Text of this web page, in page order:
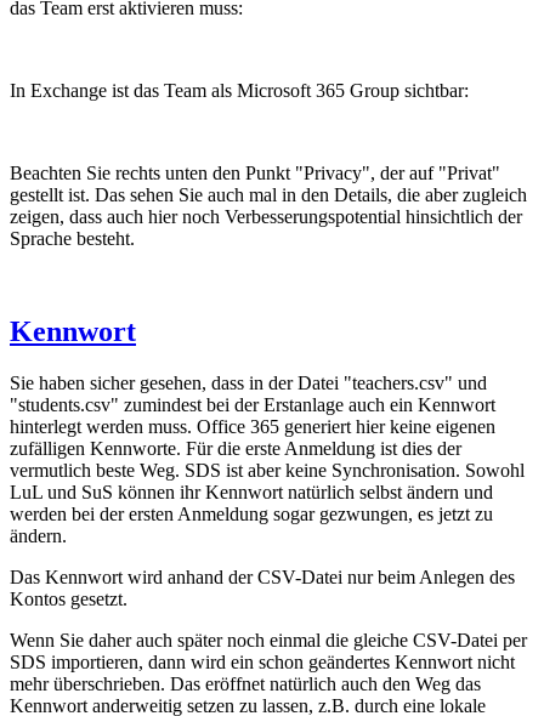
das Team erst aktivieren muss:
In Exchange ist das Team als Microsoft 365 Group sichtbar:
Beachten Sie rechts unten den Punkt "Privacy", der auf "Privat"
gestellt ist. Das sehen Sie auch mal in den Details, die aber zugleich
zeigen, dass auch hier noch Verbesserungspotential hinsichtlich der
Sprache besteht.
Kennwort
Sie haben sicher gesehen, dass in der Datei "teachers.csv" und
"students.csv" zumindest bei der Erstanlage auch ein Kennwort
hinterlegt werden muss. Office 365 generiert hier keine eigenen
zufälligen Kennworte. Für die erste Anmeldung ist dies der
vermutlich beste Weg. SDS ist aber keine Synchronisation. Sowohl
LuL und SuS können ihr Kennwort natürlich selbst ändern und
werden bei der ersten Anmeldung sogar gezwungen, es jetzt zu
ändern.
Das Kennwort wird anhand der CSV-Datei nur beim Anlegen des
Kontos gesetzt.
Wenn Sie daher auch später noch einmal die gleiche CSV-Datei per
SDS importieren, dann wird ein schon geändertes Kennwort nicht
mehr überschrieben. Das eröffnet natürlich auch den Weg das
Kennwort anderweitig setzen zu lassen, z.B. durch eine lokale